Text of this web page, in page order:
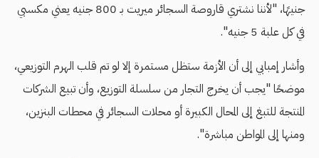
جنيهًا، "لأننا نشتري قاروصة السجائر ميريت بـ 800 جنيه يعني مكسبي
في كل علبة 5 جنيه".
وأشار إمبابي إلى أن الأزمة ستظل مستمرة إلا لو تم قلب الهرم التوزيعي،
موضحًا "يجب أن يخرج التجار من سلسلة التوزيع، وأن تبيع الشركات
المنتجة للتبغ إلى المحال الكبيرة أو محلات السجائر في محطات البنزين،
ومنها إلى المواطن مباشرة".